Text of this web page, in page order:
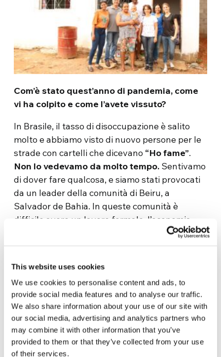
This website uses cookies
We use cookies to personalise content and ads, to
provide social media features and to analyse our traffic.
We also share information about your use of our site with
our social media, advertising and analytics partners who
may combine it with other information that you’ve
provided to them or that they’ve collected from your use
of their services.
Com’è stato quest’anno di pandemia, come
vi ha colpito e come l’avete vissuto?
In Brasile, il tasso di disoccupazione è salito
molto e abbiamo visto di nuovo persone per le
strade con cartelli che dicevano “Ho fame”.
Non lo vedevamo da molto tempo. Sentivamo
di dover fare qualcosa, e siamo stati provocati
da un leader della comunità di Beiru, a
Salvador de Bahia. In queste comunità è
difficile avere un lavoro formale, l’economia
informale è predominante e all’inizio della
In quel momento, questo leader della comunità
ha scritto un messaggio ad Anpecom dicendo:
“Ho fame”.In quel momento, tra le persone più
vicine a noi, abbiamo fatto una piccola
comunione di beni che poi abbiamo inviato a
lui. Ma da quel momento abbiamo sentito che
dovevamo fare qualcosa non solo per questo